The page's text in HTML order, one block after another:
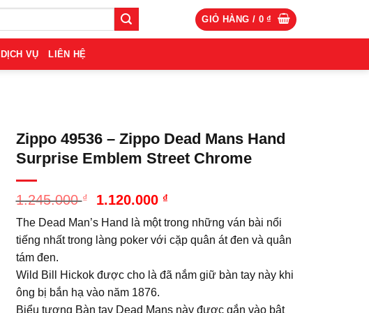
GIỎ HÀNG / 0₫
DỊCH VỤ LIÊN HỆ
Zippo 49536 – Zippo Dead Mans Hand
Surprise Emblem Street Chrome
1.245.000₫
Giá
là:
1.245.000 ₫.
1.120.000 ₫Giá
tại
là:
The Dead Man’s Hand là một trong những ván bài nổi
tiếng nhất trong làng poker với cặp quân át đen và quân
tám đen.
Wild Bill Hickok được cho là đã nắm giữ bàn tay này khi
ông bị bắn hạ vào năm 1876.
Biểu tượng Bàn tay Dead Mans này được gắn vào bật